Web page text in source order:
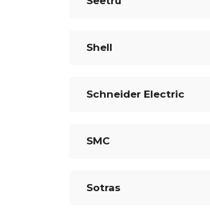
Shell
Schneider Electric
SMC
Sotras